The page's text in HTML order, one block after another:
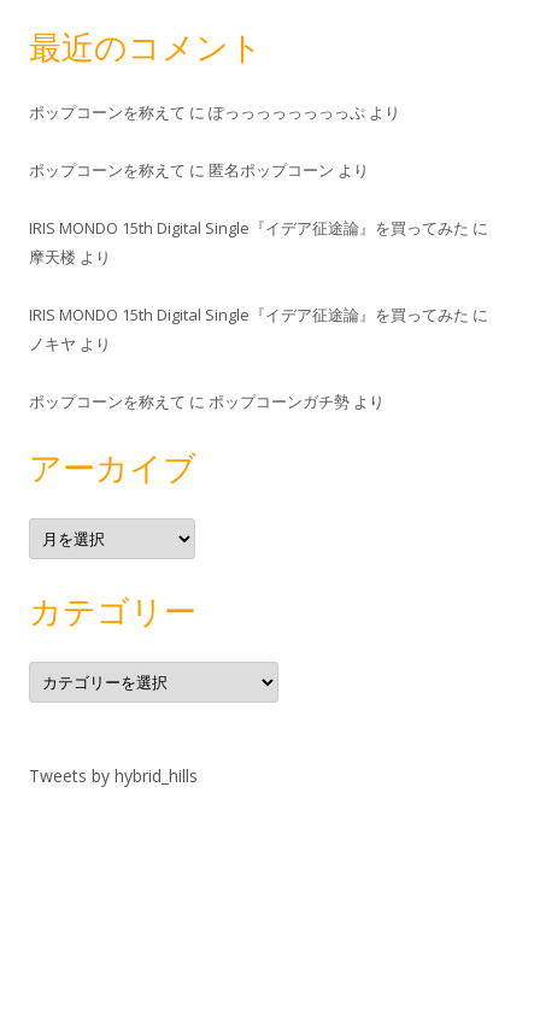
最近のコメント
ポップコーンを称えて に ぽっっっっっっっっぷ より
ポップコーンを称えて に 匿名ポップコーン より
IRIS MONDO 15th Digital Single『イデア征途論』を買ってみた に
摩天楼 より
IRIS MONDO 15th Digital Single『イデア征途論』を買ってみた に
ノキヤ より
ポップコーンを称えて に ポップコーンガチ勢 より
アーカイブ
ア
ー
カ
カテゴリー
カ
テ
ゴ
Tweets by hybrid_hills